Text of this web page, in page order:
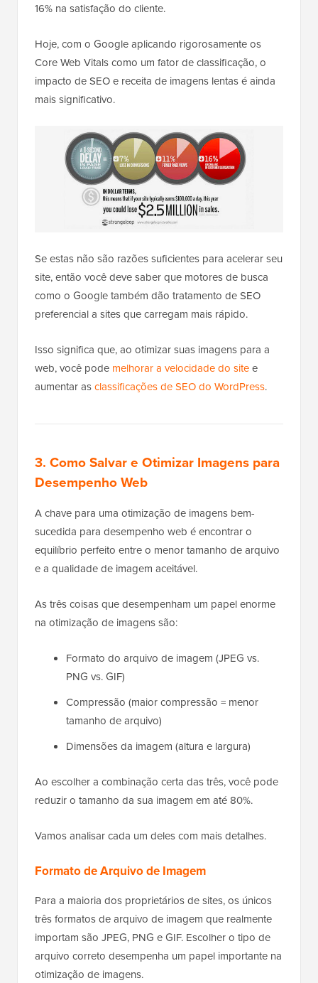
16% na satisfação do cliente.
Hoje, com o Google aplicando rigorosamente os
Core Web Vitals como um fator de classificação, o
impacto de SEO e receita de imagens lentas é ainda
mais significativo.
Se estas não são razões suficientes para acelerar seu
site, então você deve saber que motores de busca
como o Google também dão tratamento de SEO
preferencial a sites que carregam mais rápido.
Isso significa que, ao otimizar suas imagens para a
web, você pode melhorar a velocidade do sitee
aumentar asclassificações de SEO do WordPress.
3. Como Salvar e Otimizar Imagens para
Desempenho Web
A chave para uma otimização de imagens bem-
sucedida para desempenho web é encontrar o
equilíbrio perfeito entre o menor tamanho de arquivo
e a qualidade de imagem aceitável.
As três coisas que desempenham um papel enorme
na otimização de imagens são:
Formato do arquivo de imagem (JPEG vs.
PNG vs. GIF)
Compressão (maior compressão = menor
tamanho de arquivo)
Dimensões da imagem (altura e largura)
Ao escolher a combinação certa das três, você pode
reduzir o tamanho da sua imagem em até 80%.
Vamos analisar cada um deles com mais detalhes.
Formato de Arquivo de Imagem
Para a maioria dos proprietários de sites, os únicos
três formatos de arquivo de imagem que realmente
importam são JPEG, PNG e GIF. Escolher o tipo de
arquivo correto desempenha um papel importante na
otimização de imagens.